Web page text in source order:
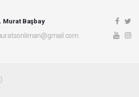
Murat Başbay